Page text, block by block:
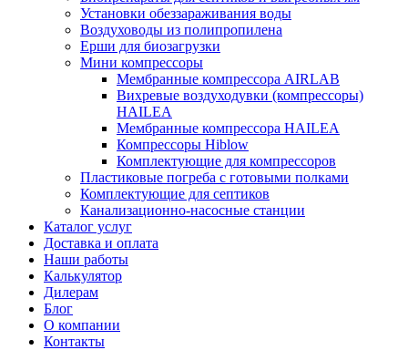
Установки обеззараживания воды
Воздуховоды из полипропилена
Ерши для биозагрузки
Мини компрессоры
Мембранные компрессора AIRLAB
Вихревые воздуходувки (компрессоры)
HAILEA
Мембранные компрессора HAILEA
Компрессоры Hiblow
Комплектующие для компрессоров
Пластиковые погреба с готовыми полками
Комплектующие для септиков
Канализационно-насосные станции
Каталог услуг
Доставка и оплата
Наши работы
Калькулятор
Дилерам
Блог
О компании
Контакты